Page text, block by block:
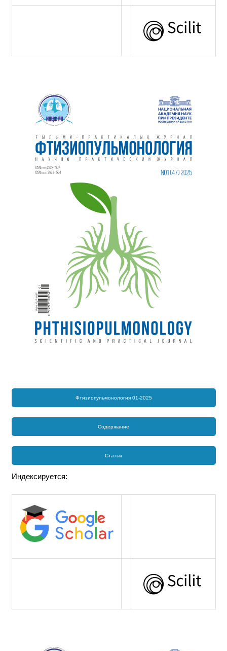
Фтизиопульмонология 01-2025
Содержание
Статьи
Индексируется: